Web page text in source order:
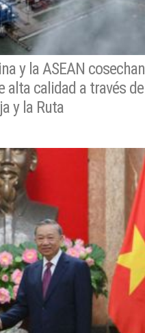
y la ASEAN cosechan
alta calidad a través de
y la Ruta